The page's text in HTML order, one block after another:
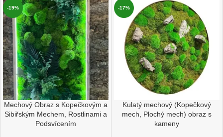
-19%
Mechový Obraz s Kopečkovým a
Sibiřským Mechem, Rostlinami a
Podsvícením
-17%
Kulatý mechový (Kopečkový
mech, Plochý mech) obraz s
kameny